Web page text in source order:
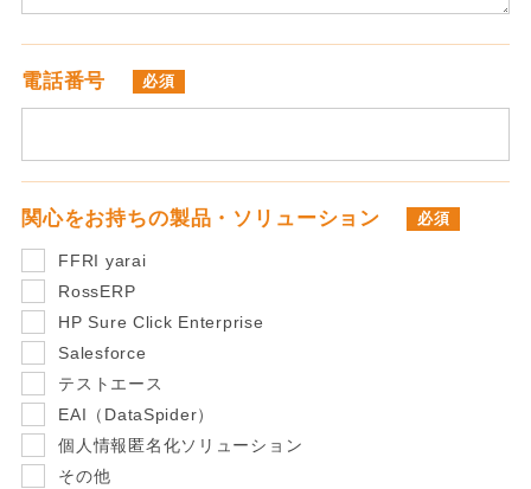
電話番号 必須
関心をお持ちの製品・ソリューション 必須
FFRI yarai
RossERP
HP Sure Click Enterprise
Salesforce
テストエース
EAI（DataSpider）
個人情報匿名化ソリューション
その他